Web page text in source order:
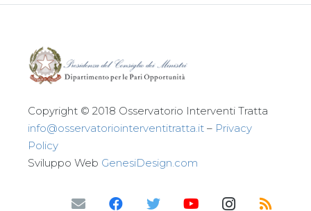
Copyright © 2018 Osservatorio Interventi Tratta
info@osservatoriointerventitratta.it – Privacy
Policy
Sviluppo Web GenesiDesign.com